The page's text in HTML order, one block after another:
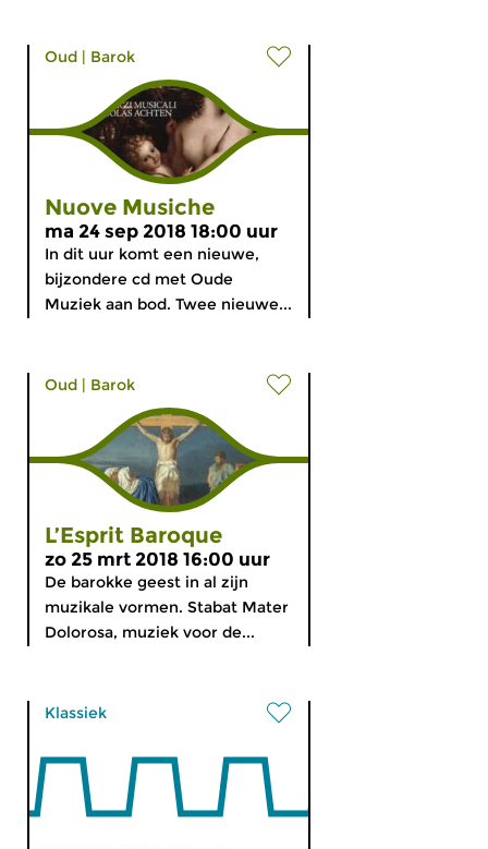
Oud | Barok
Nuove Musiche
ma 24 sep 2018 18:00 uur
In dit uur komt een nieuwe,
bijzondere cd met Oude
Muziek aan bod. Twee nieuwe...
Oud | Barok
L’Esprit Baroque
zo 25 mrt 2018 16:00 uur
De barokke geest in al zijn
muzikale vormen. Stabat Mater
Dolorosa, muziek voor de...
Klassiek